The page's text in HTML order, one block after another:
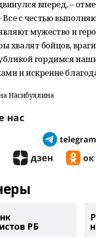
вперед, –
Все с честью
мужество и
хвалят бойцов,
гордимся
и искренне
Насибуллина
нас
РБ